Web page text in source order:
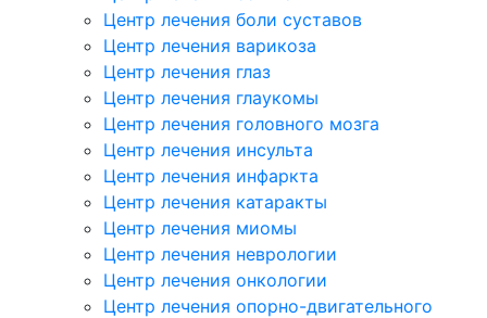
Центр лечения боли суставов
Центр лечения варикоза
Центр лечения глаз
Центр лечения глаукомы
Центр лечения головного мозга
Центр лечения инсульта
Центр лечения инфаркта
Центр лечения катаракты
Центр лечения миомы
Центр лечения неврологии
Центр лечения онкологии
Центр лечения опорно-двигательного